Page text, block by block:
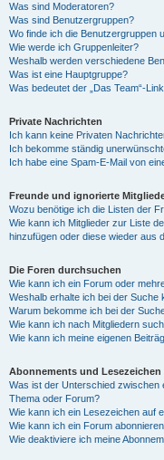
Was sind Moderatoren?
Was sind Benutzergruppen?
Wo finde ich die Benutzergruppen
Wie werde ich Gruppenleiter?
Weshalb werden verschiedene
Was ist eine Hauptgruppe?
Was bedeutet der „Das Team“-
Private Nachrichten
Ich kann keine Privaten
Ich bekomme ständig
Ich habe eine Spam-E-Mail von
Freunde und ignorierte
Wozu benötige ich die Listen der
Wie kann ich Mitglieder zur Liste
hinzufügen oder diese wieder aus
Die Foren durchsuchen
Wie kann ich ein Forum oder
Weshalb erhalte ich bei der Suche
Warum bekomme ich bei der
Wie kann ich nach Mitgliedern
Wie kann ich meine eigenen
Abonnements und Lesezeichen
Was ist der Unterschied zwischen
Thema oder Forum?
Wie kann ich ein Lesezeichen auf
Wie kann ich ein Forum
Wie deaktiviere ich meine